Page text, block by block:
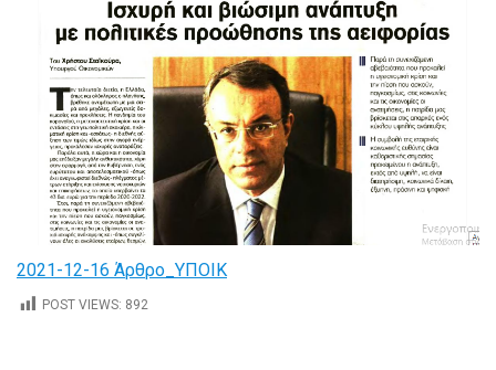
2021-12-16 Άρθρο_ΥΠΟΙΚ
POST VIEWS: 892